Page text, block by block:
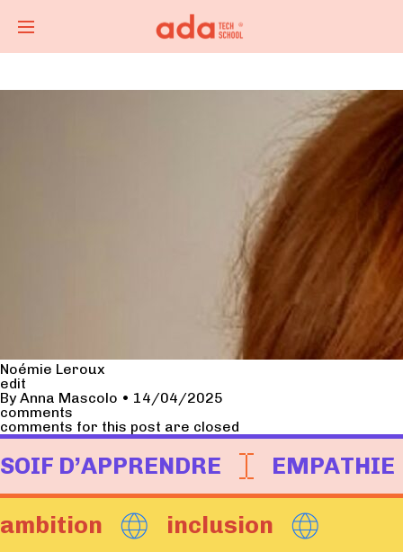
Noémie Leroux
edit
ByAnna Mascolo • 14/04/2025
comments
comments for this post are closed
SOIF D’APPRENDRE EMPATHIE
ambition inclusion